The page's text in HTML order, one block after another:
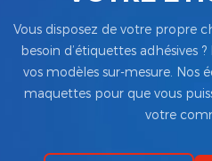
Vous disposez de votre propre
besoin d’étiquettes adhésives
vos modèles sur-mesure. Nos
maquettes pour que vous
votre